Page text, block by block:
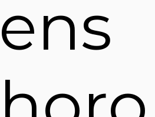
ens